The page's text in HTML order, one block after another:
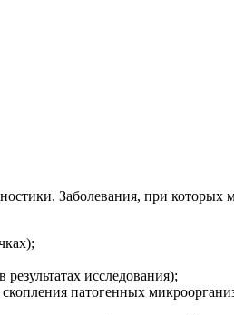
Заболевания, при которых
исследования);
патогенных